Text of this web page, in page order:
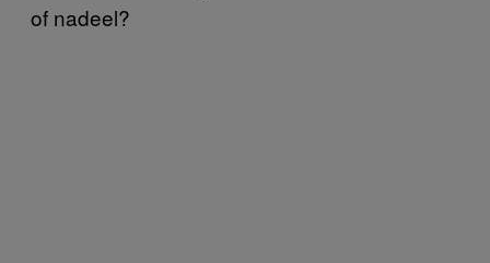
of nadeel?